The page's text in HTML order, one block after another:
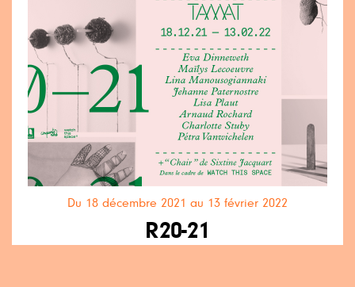
Du 18 décembre 2021 au 13 février 2022
R20-21